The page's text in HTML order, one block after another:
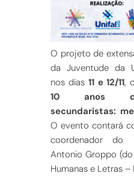
O projeto de
da Juventude da
nos dias 11 e 12/11,
10 anos
secundaristas:
O evento contará
coordenador do
Antonio Groppo
Humanas e Letras –